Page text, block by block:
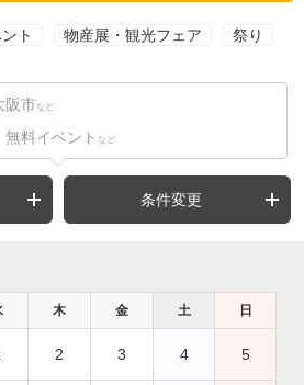
ト 物産展・観光フェア 祭り
阪市 など
無料イベント など
条件変更
木 金 土 日
2 3 4 5